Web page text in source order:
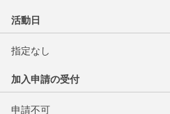
活動日
指定なし
加入申請の受付
申請不可